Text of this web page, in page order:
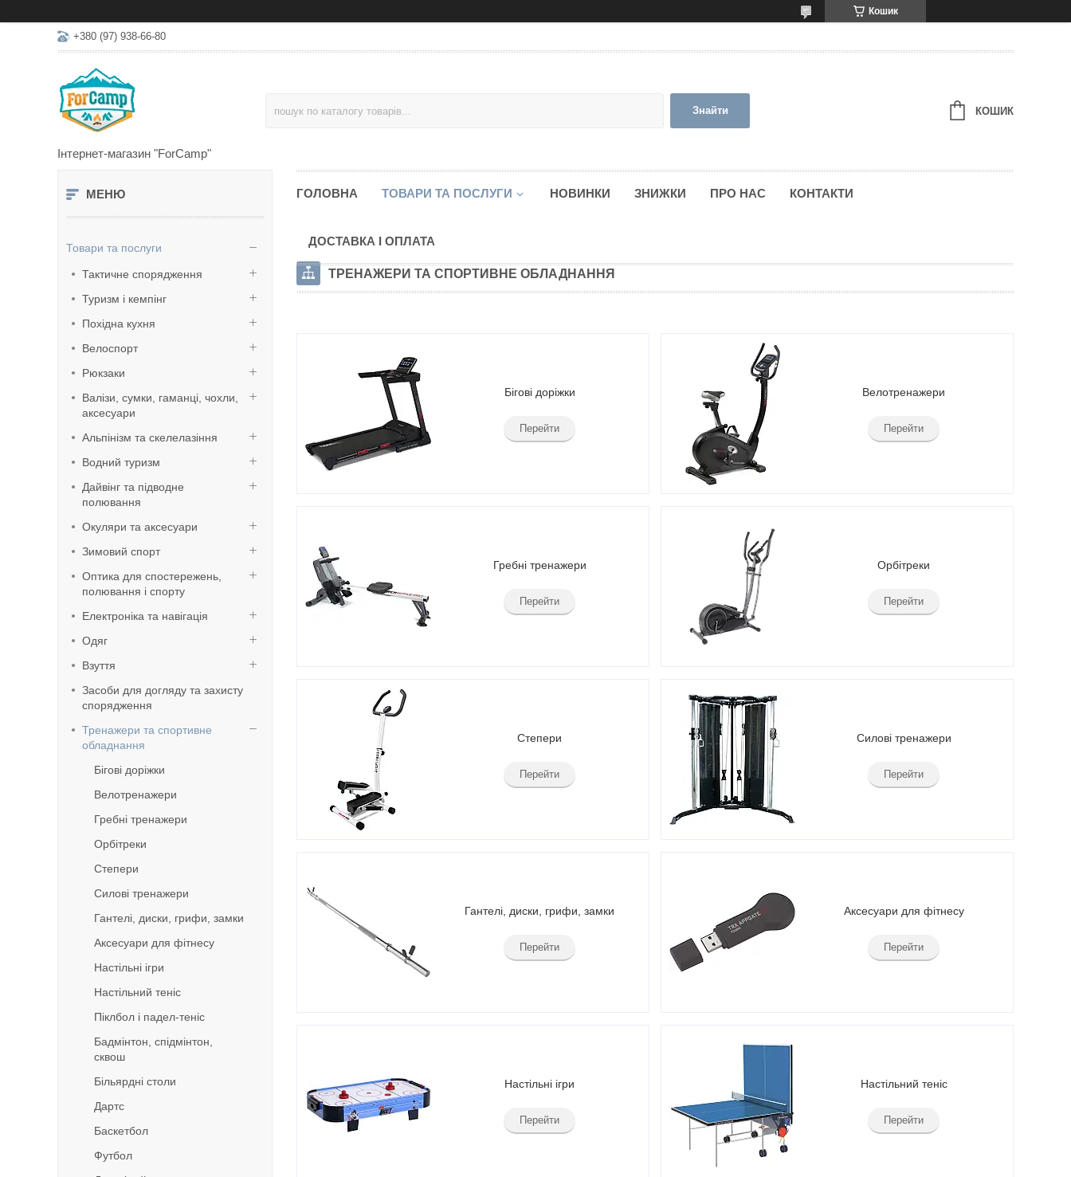
Кошик
+380 (97) 938-66-80
Інтернет-магазин "ForCamp"
Знайти КОШИК
Товари та послуги
Тактичне спорядження
Туризм і кемпінг
Похідна кухня
Велоспорт
Рюкзаки
Валізи, сумки, гаманці, чохли,
аксесуари
Альпінізм та скелелазіння
Водний туризм
Дайвінг та підводне
полювання
Окуляри та аксесуари
Зимовий спорт
Оптика для спостережень,
полювання і спорту
Електроніка та навігація
Одяг
Взуття
Засоби для догляду та захисту
спорядження
Тренажери та спортивне
обладнання
Бігові доріжки
Велотренажери
Гребні тренажери
Орбітреки
Степери
Силові тренажери
Гантелі, диски, грифи, замки
Аксесуари для фітнесу
Настільні ігри
Настільний теніс
Піклбол і падел-теніс
Бадмінтон, спідмінтон,
сквош
Більярдні столи
Дартс
Баскетбол
Футбол
ГОЛОВНА ТОВАРИ ТА ПОСЛУГИ НОВИНКИ ЗНИЖКИ ПРО НАС КОНТАКТИ
ДОСТАВКА І ОПЛАТА
ТРЕНАЖЕРИ ТА СПОРТИВНЕ ОБЛАДНАННЯ
Бігові доріжки
Перейти
Велотренажери
Перейти
Гребні тренажери
Перейти
Орбітреки
Перейти
Степери
Перейти
Силові тренажери
Перейти
Гантелі, диски, грифи, замки
Перейти
Аксесуари для фітнесу
Перейти
Настільні ігри
Перейти
Настільний теніс
Перейти